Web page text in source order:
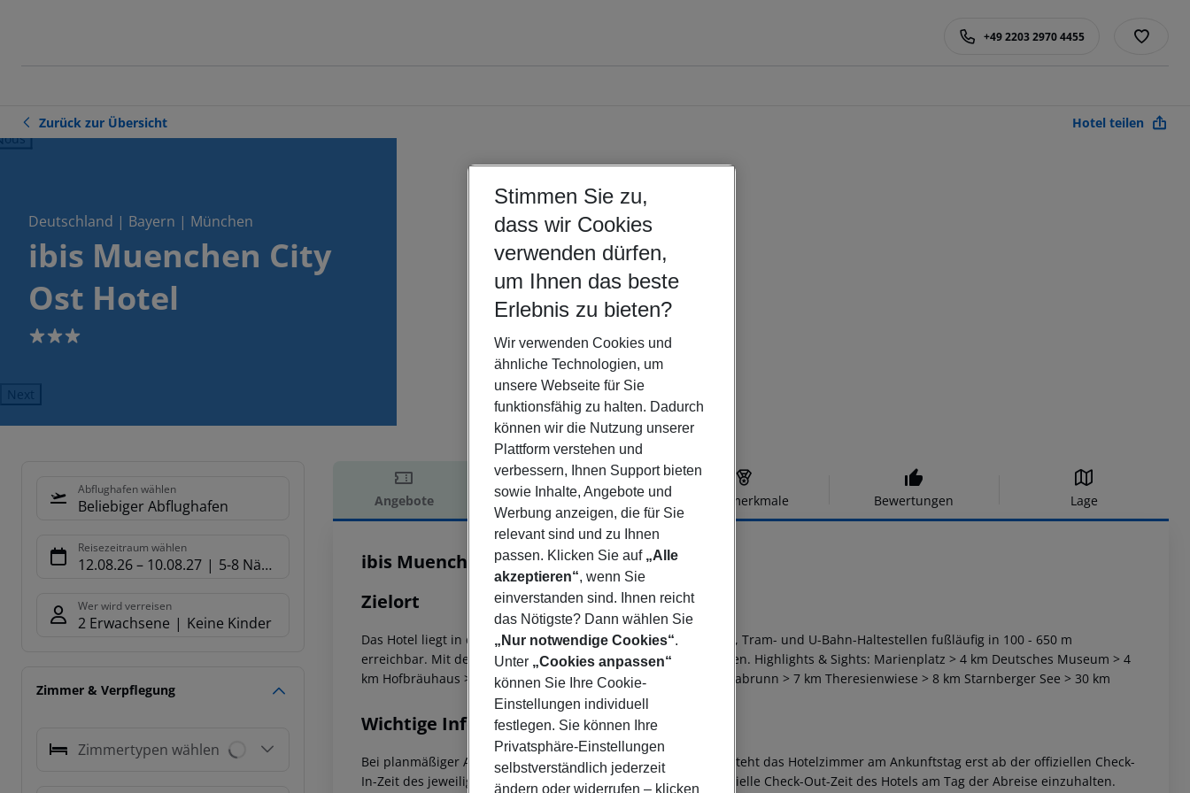
+49 2203 2970 4455
Zurück zur Übersicht Hotel teilen
Deutschland | Bayern | München
ibis Muenchen City
Ost Hotel
3
Next
Abflughafen wählen
Beliebiger Abflughafen
Reisezeitraum wählen
12.08.26– 10.08.27 5-8 Nächte
Wer wird verreisen
2 Erwachsene Keine Kinder
Zimmer & Verpflegung
Zimmertypen wählen
Angebote Hotelbeschreibung Hotelmerkmale Bewertungen Lage
Hotelbeschreibung
ibis Muenchen City Ost Hotel
3
Zielort
Das Hotel liegt in direkter Nähe zum Ostbahnhof (2.5 km). Bus-, Tram- und U-Bahn-Haltestellen fußläufig in 100 - 650 m
erreichbar. Mit der S8 erreichen Sie den Airport ohne Umsteigen. Highlights & Sights: Marienplatz > 4 km Deutsches Museum > 4
km Hofbräuhaus > 5 kmEnglischer Garten > 5 km Tierpark Hellabrunn > 7 km Theresienwiese > 8 km Starnberger See > 30 km
Wichtige Informationen
Bei planmäßiger Ankunft im Zielgebiet ab 04:00 Uhr morgens steht das Hotelzimmer am Ankunftstag erst ab der offiziellen Check-
In-Zeit des jeweiligen Hotels zur Verfügung. Ebenso ist die offizielle Check-Out-Zeit des Hotels am Tag der Abreise einzuhalten.
Stimmen Sie zu,
dass wir Cookies
verwenden dürfen,
um Ihnen das beste
Erlebnis zu bieten?
Wir verwenden Cookies und
ähnliche Technologien, um
unsere Webseite für Sie
funktionsfähig zu halten. Dadurch
können wir die Nutzung unserer
Plattform verstehen und
verbessern, Ihnen Support bieten
sowie Inhalte, Angebote und
Werbung anzeigen, die für Sie
relevant sind und zu Ihnen
passen. Klicken Sie auf „Alle
akzeptieren“, wenn Sie
einverstanden sind. Ihnen reicht
das Nötigste? Dann wählen Sie
„Nur notwendige Cookies“.
Unter „Cookies anpassen“
können Sie Ihre Cookie-
Einstellungen individuell
festlegen. Sie können Ihre
Privatsphäre-Einstellungen
selbstverständlich jederzeit
ändern oder widerrufen – klicken